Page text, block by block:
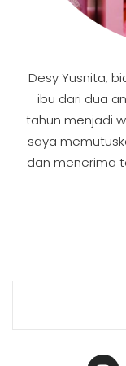
Desy Yusnita,
ibu dari dua
tahun menjadi
saya
dan menerima